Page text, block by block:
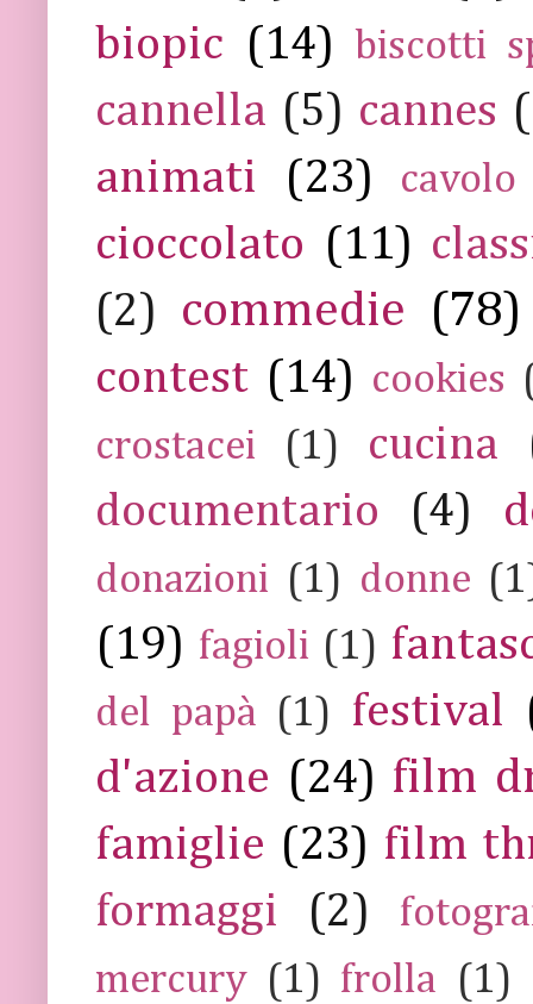
biopic (14) biscotti
cannella (5) cannes
animati
(23) cavolo
cioccolato (11)
(2)
commedie (78)
contest (14) cookies
crostacei
(1) cucina
documentario
(4)
donazioni (1) donne
(19) fagioli (1)
del papà (1) festival
d'azione (24) film
famiglie (23) film
formaggi
(2)
mercury (1) frolla (1)